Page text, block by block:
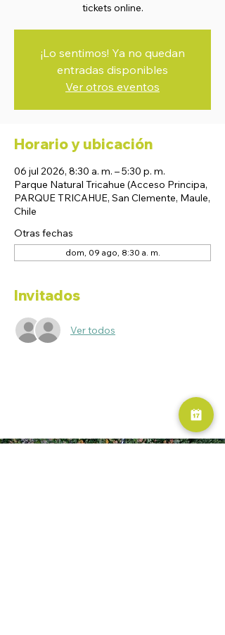
tickets online.
¡Lo sentimos! Ya no quedan
entradas disponibles
Ver otros eventos
Horario y ubicación
06 jul 2026, 8:30 a. m. – 5:30 p. m.
Parque Natural Tricahue (Acceso Principa,
PARQUE TRICAHUE, San Clemente, Maule,
Chile
Otras fechas
dom, 09 ago, 8:30 a. m.
Invitados
Ver todos